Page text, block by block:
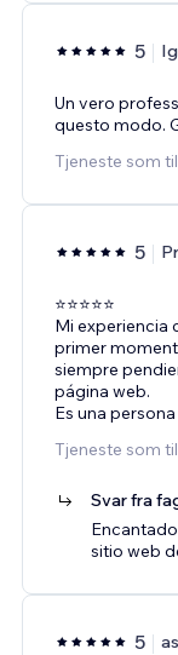
5
Un vero
questo modo.
Tjeneste som
5
⭐️⭐️⭐️⭐️⭐️
Mi experiencia
primer
siempre
página web.
Es una
Tjeneste som
Svar fra
sitio web
5